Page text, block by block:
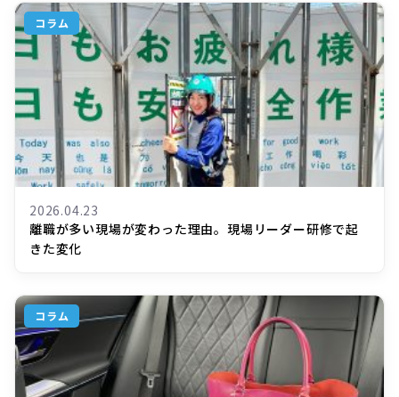
コラム
2026.04.23
離職が多い現場が変わった理由。現場リーダー研修で起
きた変化
コラム